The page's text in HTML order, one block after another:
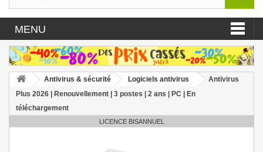
MENU
Antivirus & sécurité Logiciels antivirus
Antivirus
Plus 2026 | Renouvellement | 3 postes | 2 ans | PC | En
téléchargement
LICENCE BISANNUEL